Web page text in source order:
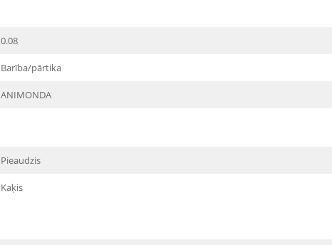
0.08
Barība/pārtika
ANIMONDA
Pieaudzis
Kaķis